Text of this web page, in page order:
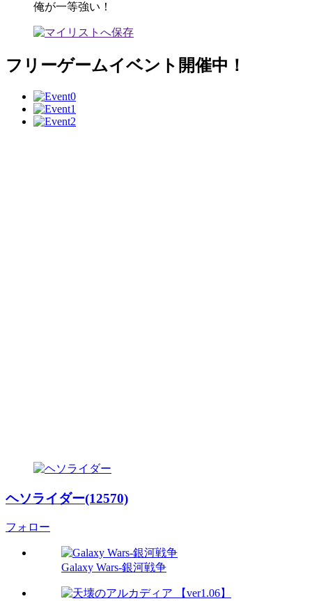
俺が一等強い！
フリーゲームイベント開催中！
ヘソライダー(12570)
フォロー
Galaxy Wars-銀河戦争